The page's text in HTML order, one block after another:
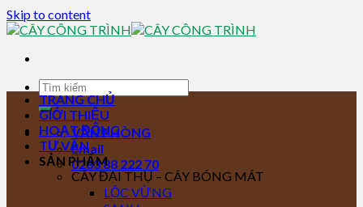
Skip to content
VĂN PHÒNG
Email
0283 88 222 70
TRANG CHỦ
GIỚI THIỆU
HOẠT ĐỘNG
TƯ VẤN
SẢN PHẨM
CÂY ĐẠI THỤ – CÂY BÓNG MÁT
LỘC VỪNG